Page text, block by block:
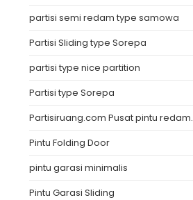
partisi semi redam type samowa
Partisi Sliding type Sorepa
partisi type nice partition
Partisi type Sorepa
Partisiruang.com Pusat pintu redam.
Pintu Folding Door
pintu garasi minimalis
Pintu Garasi Sliding